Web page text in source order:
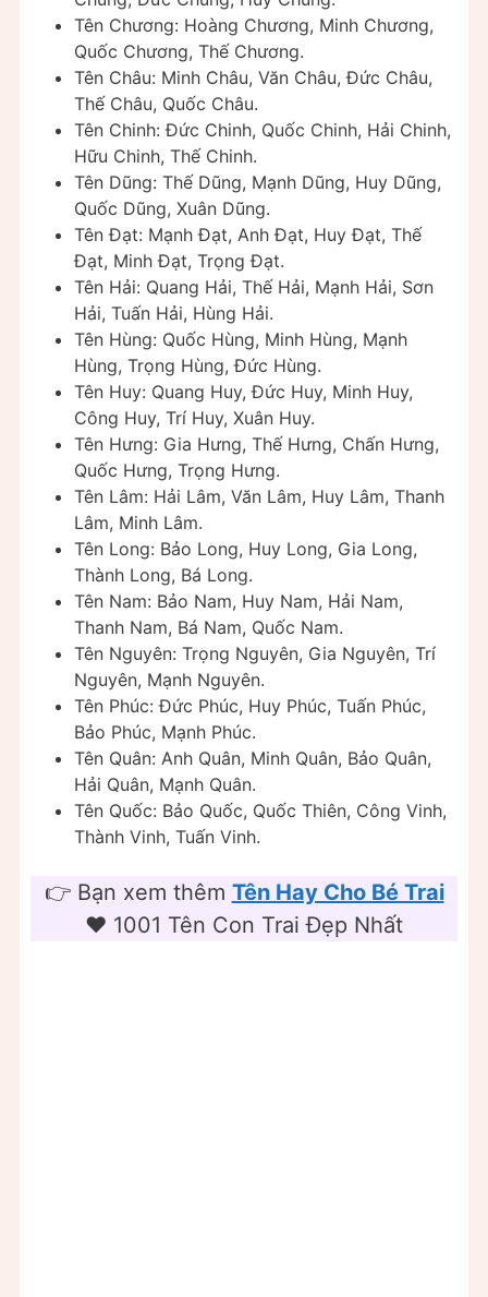
Tên Chương: Hoàng Chương, Minh Chương,
Quốc Chương, Thế Chương.
Tên Châu: Minh Châu, Văn Châu, Đức Châu,
Thế Châu, Quốc Châu.
Tên Chinh: Đức Chinh, Quốc Chinh, Hải Chinh,
Hữu Chinh, Thế Chinh.
Tên Dũng: Thế Dũng, Mạnh Dũng, Huy Dũng,
Quốc Dũng, Xuân Dũng.
Tên Đạt: Mạnh Đạt, Anh Đạt, Huy Đạt, Thế
Đạt, Minh Đạt, Trọng Đạt.
Tên Hải: Quang Hải, Thế Hải, Mạnh Hải, Sơn
Hải, Tuấn Hải, Hùng Hải.
Tên Hùng: Quốc Hùng, Minh Hùng, Mạnh
Hùng, Trọng Hùng, Đức Hùng.
Tên Huy: Quang Huy, Đức Huy, Minh Huy,
Công Huy, Trí Huy, Xuân Huy.
Tên Hưng: Gia Hưng, Thế Hưng, Chấn Hưng,
Quốc Hưng, Trọng Hưng.
Tên Lâm: Hải Lâm, Văn Lâm, Huy Lâm, Thanh
Lâm, Minh Lâm.
Tên Long: Bảo Long, Huy Long, Gia Long,
Thành Long, Bá Long.
Tên Nam: Bảo Nam, Huy Nam, Hải Nam,
Thanh Nam, Bá Nam, Quốc Nam.
Tên Nguyên: Trọng Nguyên, Gia Nguyên, Trí
Nguyên, Mạnh Nguyên.
Tên Phúc: Đức Phúc, Huy Phúc, Tuấn Phúc,
Bảo Phúc, Mạnh Phúc.
Tên Quân: Anh Quân, Minh Quân, Bảo Quân,
Hải Quân, Mạnh Quân.
Tên Quốc: Bảo Quốc, Quốc Thiên, Công Vinh,
Thành Vinh, Tuấn Vinh.
👉 Bạn xem thêm Tên Hay Cho Bé Trai
❤️️ 1001 Tên Con Trai Đẹp Nhất